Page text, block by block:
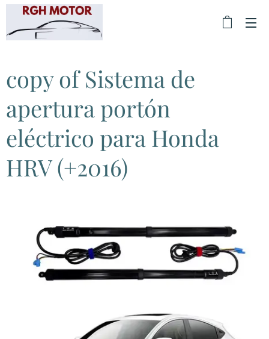
copy of Sistema de
apertura portón
eléctrico para Honda
HRV (+2016)